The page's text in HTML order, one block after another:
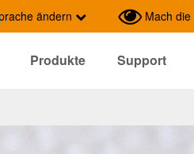
ändern Mach
Produkte Support